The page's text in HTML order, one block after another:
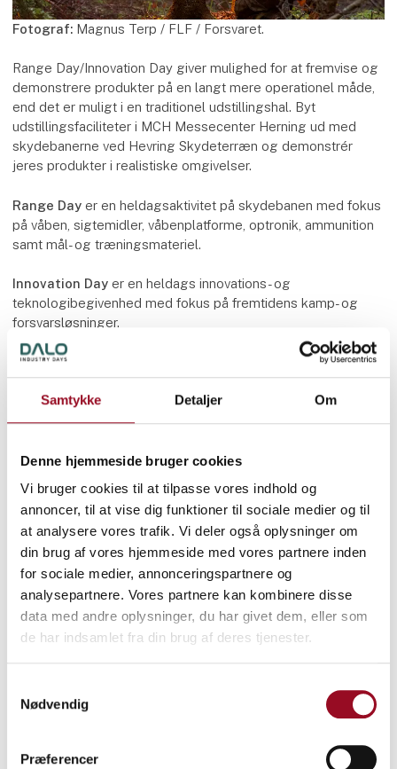
Samtykke Detaljer Om
Denne hjemmeside bruger cookies
Vi bruger cookies til at tilpasse vores indhold og
annoncer, til at vise dig funktioner til sociale medier og til
at analysere vores trafik. Vi deler også oplysninger om
din brug af vores hjemmeside med vores partnere inden
for sociale medier, annonceringspartnere og
analysepartnere. Vores partnere kan kombinere disse
data med andre oplysninger, du har givet dem, eller som
de har indsamlet fra din brug af deres tjenester.
Nødvendig
Præferencer
Fotograf: Magnus Terp / FLF / Forsvaret.
Range Day/Innovation Day giver mulighed for at fremvise og
demonstrere produkter på en langt mere operationel måde,
end det er muligt i en traditionel udstillingshal. Byt
udstillingsfaciliteter i MCH Messecenter Herning ud med
skydebanerne ved Hevring Skydeterræn og demonstrér
jeres produkter i realistiske omgivelser.
Range Day er en heldagsaktivitet på skydebanen med fokus
på våben, sigtemidler, våbenplatforme, optronik, ammunition
samt mål- og træningsmateriel.
Innovation Day er en heldags innovations- og
teknologibegivenhed med fokus på fremtidens kamp- og
forsvarsløsninger.
Deltagere skal ansøge og dernæst godkendes, før
deltagelse er mulig. Hvis man ønsker at deltage i både
Range Day og Innovation Day, skal der ansøges separat til
begge arrangementer.
Tilmeldingsfrist: 30. juni 2026 kl. 12.00.
udvælgelsen senest den 3. august 2026.
Hvis ansøgning afvises, kan man kontakte
OPENFORBUSINESS@MIL.DKmed eventuelle spørgsmål.
Dato:21. august 2026 fra kl. 08:00-16:00
Lokation:Hevring Skydeterræn
Adresse:Voer Færgevej 4, 8950 Ørsted
Spørgsmål angående Innovation Day kan rettes til:
FMI-